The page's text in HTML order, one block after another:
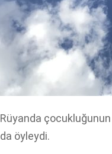
Rüyanda
da öyleydi.